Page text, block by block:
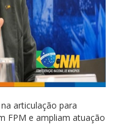
articulação para
FPM e ampliam atuação